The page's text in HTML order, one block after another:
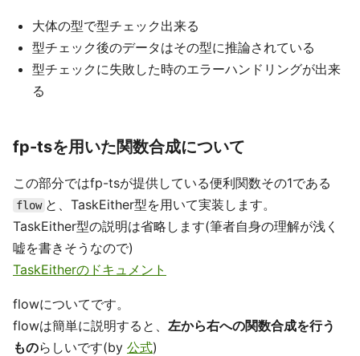
大体の型で型チェック出来る
型チェック後のデータはその型に推論されている
型チェックに失敗した時のエラーハンドリングが出来
る
fp-tsを用いた関数合成について
この部分ではfp-tsが提供している便利関数その1である
flow と、TaskEither型を用いて実装します。
TaskEither型の説明は省略します(筆者自身の理解が浅く
嘘を書きそうなので)
TaskEitherのドキュメント
flowについてです。
flowは簡単に説明すると、 左から右への関数合成を行う
ものらしいです(by 公式)